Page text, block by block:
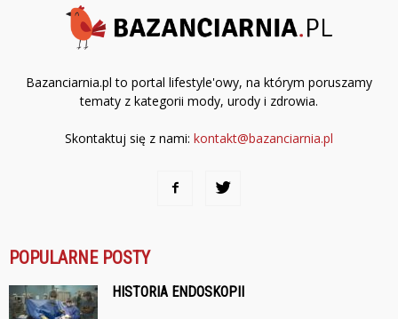
Bazanciarnia.pl to portal lifestyle'owy, na którym poruszamy
tematy z kategorii mody, urody i zdrowia.
Skontaktuj się z nami: kontakt@bazanciarnia.pl
POPULARNE POSTY
HISTORIA ENDOSKOPII